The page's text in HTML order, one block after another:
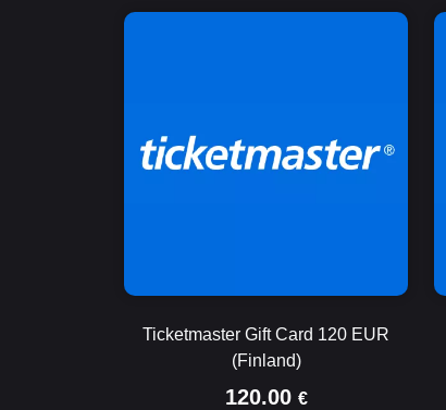
Ticketmaster Gift Card 120 EUR
(Finland)
120.00 €